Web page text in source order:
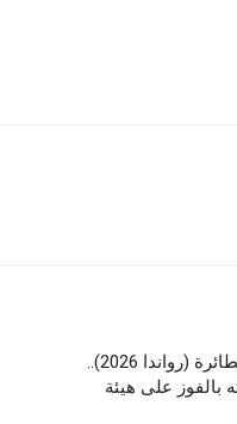
بطولة إفريقيا للأندية للكرة الطائرة (رواندا 2026)..
بالفوز على هيئة